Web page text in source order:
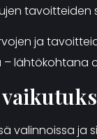
tavoitteiden
ja
lähtökohtana
valinnoissa ja